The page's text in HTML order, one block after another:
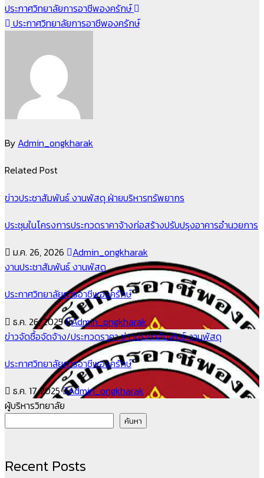
แนะแนว
เรื่อง
ประกาศวิทยาลัยการอาชีพองครักษ์
ประกาศวิทยาลัยการอาชีพองครักษ์
By Admin_ongkharak
Related Post
ข่าวประชาสัมพันธ์งานพัสดุ ฝ่ายบริหารทรัพยากร
ประชุมในโครงการประกวดราคาจ้างก่อสร้างปรับปรุงอาคารอำนวยการ
ม.ค. 26, 2026
Admin_ongkharak
งานประชาสัมพันธ์งานพัสดุ
ประกาศวิทยาลัยการอาชีพองครักษ์
ธ.ค. 26, 2025 Admin_ongkharak
ข่าวจัดซื้อจัดจ้าง/ประกวดราคาข่าวประชาสัมพันธ์งานพัสดุ
ประกาศวิทยาลัยการอาชีพองครักษ์
ธ.ค. 17, 2025 Admin_ongkharak
ผู้บริหารวิทยาลัย
ค้นหา
Recent Posts